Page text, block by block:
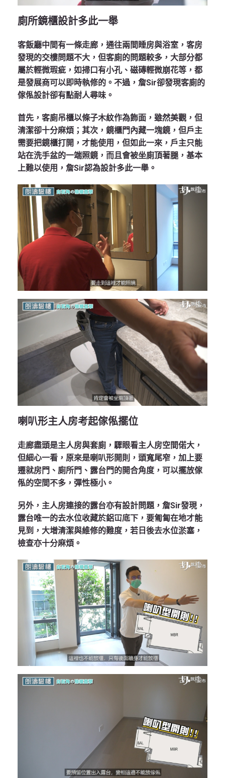
廁所鏡櫃設計多此一舉
客飯廳中間有一條走廊，通往兩間睡房與浴室，客房
發現的交樓問題不大，但客廁的問題較多，大部分都
屬於輕微瑕疵，如掃口有小孔、磁磚輕微崩花等，都
是發展商可以即時執修的。不過，詹Sir卻發現客廁的
傢俬設計卻有點耐人尋味。
首先，客廁吊櫃以條子木紋作為飾面，雖然美觀，但
清潔卻十分麻煩；其次，鏡櫃門內藏一塊鏡，但戶主
需要把鏡櫃打開，才能使用，但如此一來，戶主只能
站在洗手盆的一端照鏡，而且會被坐廁頂著腿，基本
上難以使用，詹Sir認為設計多此一舉。
喇叭形主人房考起傢俬擺位
走廊盡頭是主人房與套廁，驟眼看主人房空間偌大，
但細心一看，原來是喇叭形開則，頭寬尾窄，加上要
遷就房門、廁所門、露台門的開合角度，可以擺放傢
俬的空間不多，彈性極小。
另外，主人房連接的露台亦有設計問題，詹Sir發現，
露台唯一的去水位收藏於鋁冚底下，要匍匐在地才能
見到，大增清潔與維修的難度，若日後去水位淤塞，
檢查亦十分麻煩。